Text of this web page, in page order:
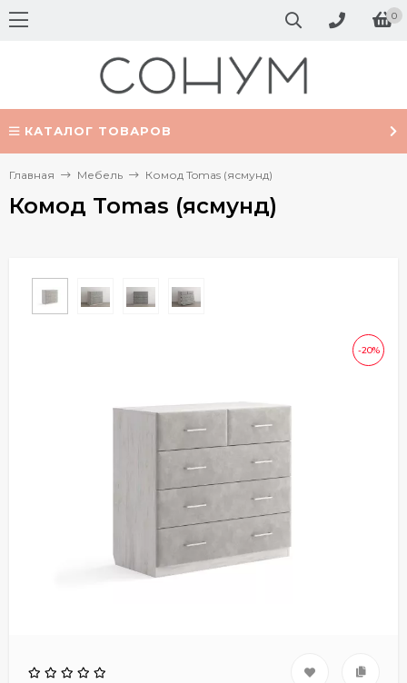
0
КАТАЛОГ ТОВАРОВ
Главная Мебель Комод Tomas (ясмунд)
Комод Tomas (ясмунд)
-20%